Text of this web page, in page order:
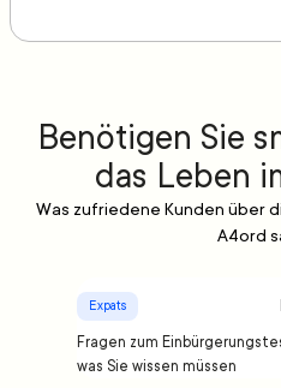
Benötigen Sie
das Leben
Was zufriedene Kunden über
A4ord
Expats
Fragen zum
was Sie wissen müssen